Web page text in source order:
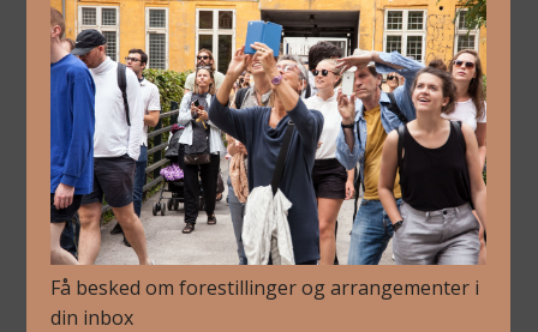
Arkiv
Nyhedsbrev
Kalender
Kontakt
Dansk
English
Om Os
Blog
Arkiv
Nyhedsbrev
Kalender
Dansk
English